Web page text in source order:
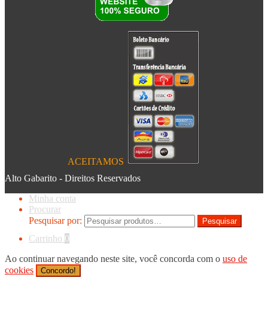
ACEITAMOS
Alto Gabarito - Direitos Reservados
Minha conta
Procurar
Pesquisar por:
Pesquisar
Carrinho 0
Ao continuar navegando neste site, você concorda com o uso de
cookies
Concordo!